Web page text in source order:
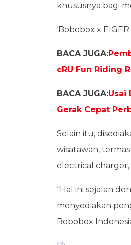
khususnya bagi
‘Bobobox x
BACA JUGA:
cRU Fun Riding
BACA JUGA:Usai
Gerak Cepat
Selain itu,
wisatawan,
electrical
“Hal ini sejalan
menyediakan
Bobobox